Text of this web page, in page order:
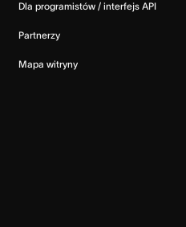
Dla programistów / interfejs API
Partnerzy
Mapa witryny